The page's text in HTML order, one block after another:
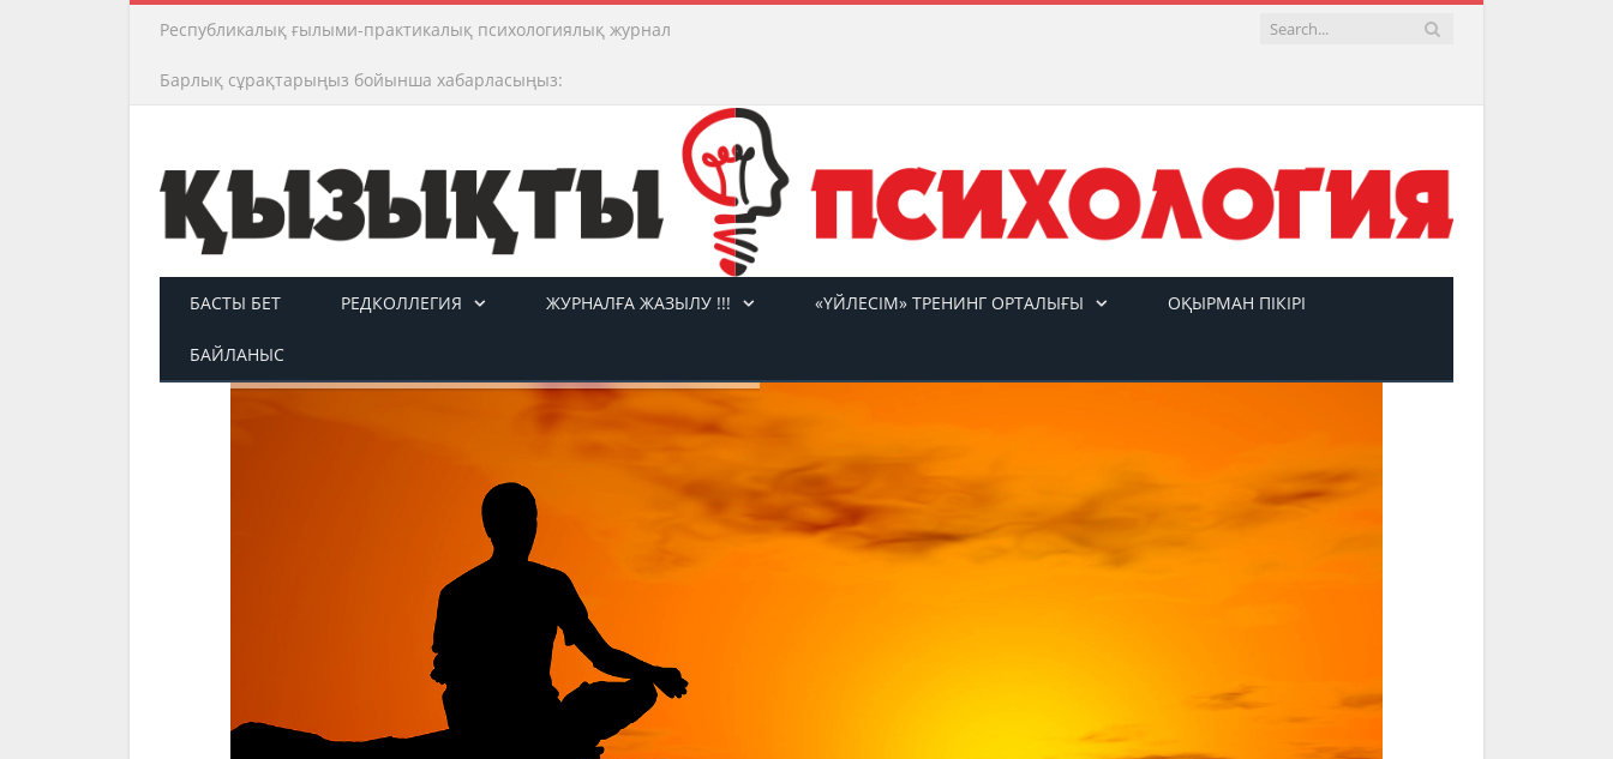
Республикалық ғылыми-практикалық психологиялық журнал
Барлық сұрақтарыңыз бойынша хабарласыңыз:
БАСТЫ БЕТ РЕДКОЛЛЕГИЯ ЖУРНАЛҒА ЖАЗЫЛУ !!! «ҮЙЛЕСІМ» ТРЕНИНГ ОРТАЛЫҒЫ ОҚЫРМАН ПІКІРІ
БАЙЛАНЫС